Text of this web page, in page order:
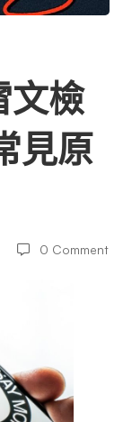
文檢
見原
0 Comment